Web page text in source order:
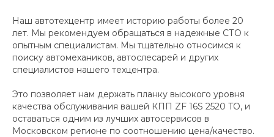
Наш автотехцентр имеет историю работы более 20
лет. Мы рекомендуем обращаться в надежные СТО к
опытным специалистам. Мы тщательно относимся к
поиску автомехаников, автослесарей и других
специалистов нашего техцентра.
Это позволяет нам держать планку высокого уровня
качества обслуживания вашей КПП ZF 16S 2520 TO, и
оставаться одним из лучших автосервисов в
Московском регионе по соотношению цена/качество.